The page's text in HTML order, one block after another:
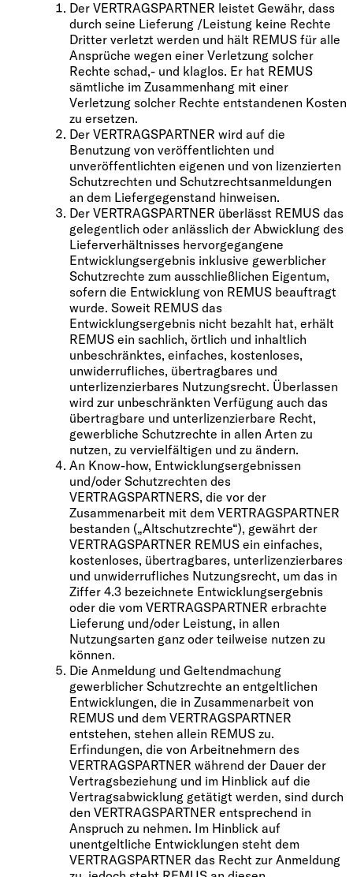
Der VERTRAGSPARTNER leistet Gewähr, dass
durch seine Lieferung /Leistung keine Rechte
Dritter verletzt werden und hält REMUS für alle
Ansprüche wegen einer Verletzung solcher
Rechte schad,- und klaglos. Er hat REMUS
sämtliche im Zusammenhang mit einer
Verletzung solcher Rechte entstandenen Kosten
zu ersetzen.
Der VERTRAGSPARTNER wird auf die
Benutzung von veröffentlichten und
unveröffentlichten eigenen und von lizenzierten
Schutzrechten und Schutzrechtsanmeldungen
an dem Liefergegenstand hinweisen.
Der VERTRAGSPARTNER überlässt REMUS das
gelegentlich oder anlässlich der Abwicklung des
Lieferverhältnisses hervorgegangene
Entwicklungsergebnis inklusive gewerblicher
Schutzrechte zum ausschließlichen Eigentum,
sofern die Entwicklung von REMUS beauftragt
wurde. Soweit REMUS das
Entwicklungsergebnis nicht bezahlt hat, erhält
REMUS ein sachlich, örtlich und inhaltlich
unbeschränktes, einfaches, kostenloses,
unwiderrufliches, übertragbares und
unterlizenzierbares Nutzungsrecht. Überlassen
wird zur unbeschränkten Verfügung auch das
übertragbare und unterlizenzierbare Recht,
gewerbliche Schutzrechte in allen Arten zu
nutzen, zu vervielfältigen und zu ändern.
An Know-how, Entwicklungsergebnissen
und/oder Schutzrechten des
VERTRAGSPARTNERS, die vor der
Zusammenarbeit mit dem VERTRAGSPARTNER
bestanden („Altschutzrechte“), gewährt der
VERTRAGSPARTNER REMUS ein einfaches,
kostenloses, übertragbares, unterlizenzierbares
und unwiderrufliches Nutzungsrecht, um das in
Ziffer 4.3 bezeichnete Entwicklungsergebnis
oder die vom VERTRAGSPARTNER erbrachte
Lieferung und/oder Leistung, in allen
Nutzungsarten ganz oder teilweise nutzen zu
können.
Die Anmeldung und Geltendmachung
gewerblicher Schutzrechte an entgeltlichen
Entwicklungen, die in Zusammenarbeit von
REMUS und dem VERTRAGSPARTNER
entstehen, stehen allein REMUS zu.
Erfindungen, die von Arbeitnehmern des
VERTRAGSPARTNER während der Dauer der
Vertragsbeziehung und im Hinblick auf die
Vertragsabwicklung getätigt werden, sind durch
den VERTRAGSPARTNER entsprechend in
Anspruch zu nehmen. Im Hinblick auf
unentgeltliche Entwicklungen steht dem
VERTRAGSPARTNER das Recht zur Anmeldung